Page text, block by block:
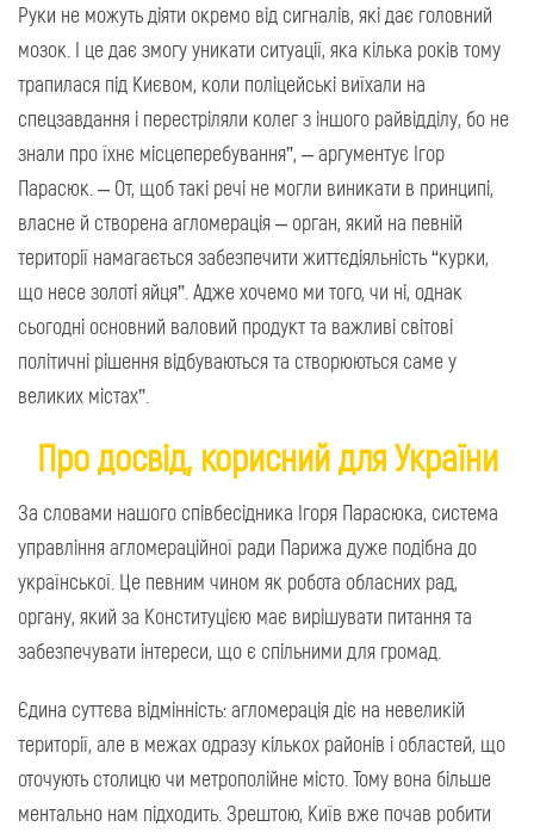
Руки не можуть діяти окремо від сигналів, які дає головний
мозок. І це дає змогу уникати ситуації, яка кілька років тому
трапилася під Києвом, коли поліцейські виїхали на
спецзавдання і перестріляли колег з іншого райвідділу, бо не
знали про їхнє місцеперебування”, – аргументує Ігор
Парасюк. – От, щоб такі речі не могли виникати в принципі,
власне й створена агломерація – орган, який на певній
території намагається забезпечити життєдіяльність “курки,
що несе золоті яйця”. Адже хочемо ми того, чи ні, однак
сьогодні основний валовий продукт та важливі світові
політичні рішення відбуваються та створюються саме у
великих містах”.
Про досвід, корисний для України
За словами нашого співбесідника Ігоря Парасюка, система
управління агломераційної ради Парижа дуже подібна до
української. Це певним чином як робота обласних рад,
органу, який за Конституцією має вирішувати питання та
забезпечувати інтереси, що є спільними для громад.
Єдина суттєва відмінність: агломерація діє на невеликій
території, але в межах одразу кількох районів і областей, що
оточують столицю чи метрополійне місто. Тому вона більше
ментально нам підходить. Зрештою, Київ вже почав робити